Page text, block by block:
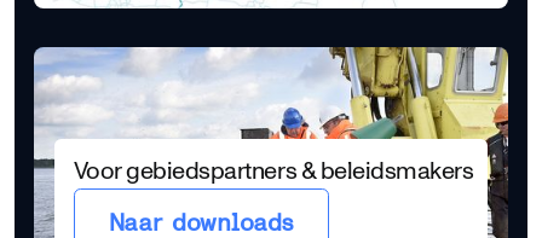
Voor gebiedspartners & beleidsmakers
Naar downloads